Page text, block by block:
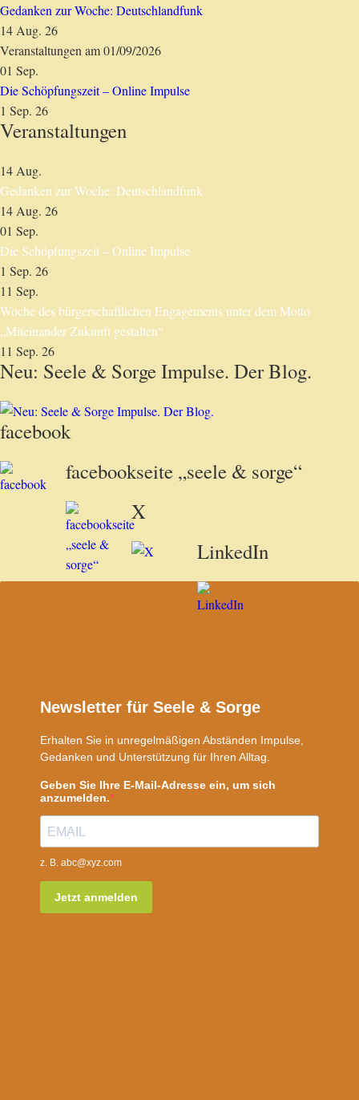
Gedanken zur Woche: Deutschlandfunk
14 Aug. 26
Veranstaltungen am 01/09/2026
01 Sep.
Die Schöpfungszeit – Online Impulse
1 Sep. 26
Veranstaltungen
14 Aug.
Gedanken zur Woche: Deutschlandfunk
14 Aug. 26
01 Sep.
Die Schöpfungszeit – Online Impulse
1 Sep. 26
11 Sep.
Woche des bürgerschaftlichen Engagements unter dem Motto
„Miteinander Zukunft gestalten“
11 Sep. 26
Neu: Seele & Sorge Impulse. Der Blog.
facebook
facebookseite „seele & sorge“
X
LinkedIn